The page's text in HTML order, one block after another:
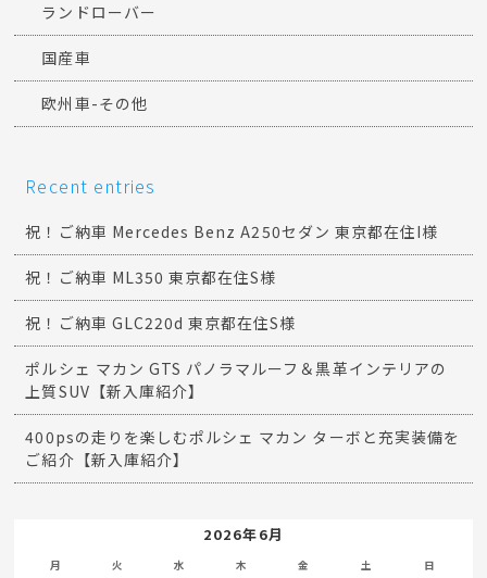
ランドローバー
国産車
欧州車-その他
Recent entries
祝！ご納車 Mercedes Benz A250セダン 東京都在住I様
祝！ご納車 ML350 東京都在住S様
祝！ご納車 GLC220d 東京都在住S様
ポルシェ マカン GTS パノラマルーフ＆黒革インテリアの
上質SUV【新入庫紹介】
400psの走りを楽しむポルシェ マカン ターボと充実装備を
ご紹介【新入庫紹介】
2026年6月
月 火 水 木 金 土 日